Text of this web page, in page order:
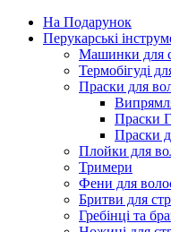
На Подарунок
Перукарські
Машинки для
Термобігуді
Праски для
Праски
Праски
Плойки для
Тримери
Фени для
Бритви для
Гребінці та